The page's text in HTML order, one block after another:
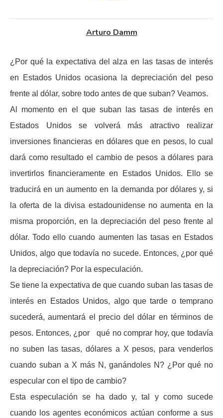
Arturo Damm
¿Por qué la expectativa del alza en las tasas de interés
en Estados Unidos ocasiona la depreciación del peso
frente al dólar, sobre todo antes de que suban? Veamos.
Al momento en el que suban las tasas de interés en
Estados Unidos se volverá más atractivo realizar
inversiones financieras en dólares que en pesos, lo cual
dará como resultado el cambio de pesos a dólares para
invertirlos financieramente en Estados Unidos. Ello se
traducirá en un aumento en la demanda por dólares y, si
la oferta de la divisa estadounidense no aumenta en la
misma proporción, en la depreciación del peso frente al
dólar. Todo ello cuando aumenten las tasas en Estados
Unidos, algo que todavía no sucede. Entonces, ¿por qué
la depreciación? Por la especulación.
Se tiene la expectativa de que cuando suban las tasas de
interés en Estados Unidos, algo que tarde o temprano
sucederá, aumentará el precio del dólar en términos de
pesos. Entonces, ¿por qué no comprar hoy, que todavía
no suben las tasas, dólares a X pesos, para venderlos
cuando suban a X más N, ganándoles N? ¿Por qué no
especular con el tipo de cambio?
Esta especulación se ha dado y, tal y como sucede
cuando los agentes económicos actúan conforme a sus